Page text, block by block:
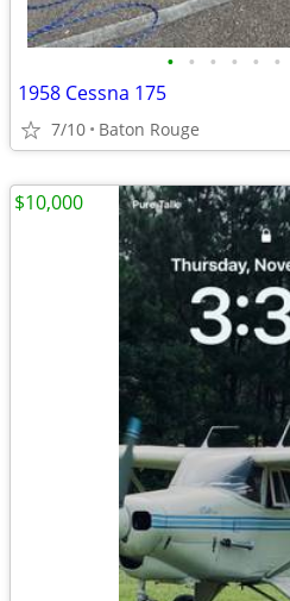
• • • • • •
1958 Cessna 175
7/10 Baton Rouge
$10,000